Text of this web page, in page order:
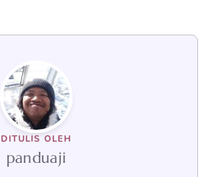
DITULIS OLEH
panduaji